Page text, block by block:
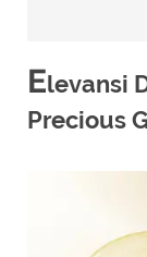
Elevansi
Precious